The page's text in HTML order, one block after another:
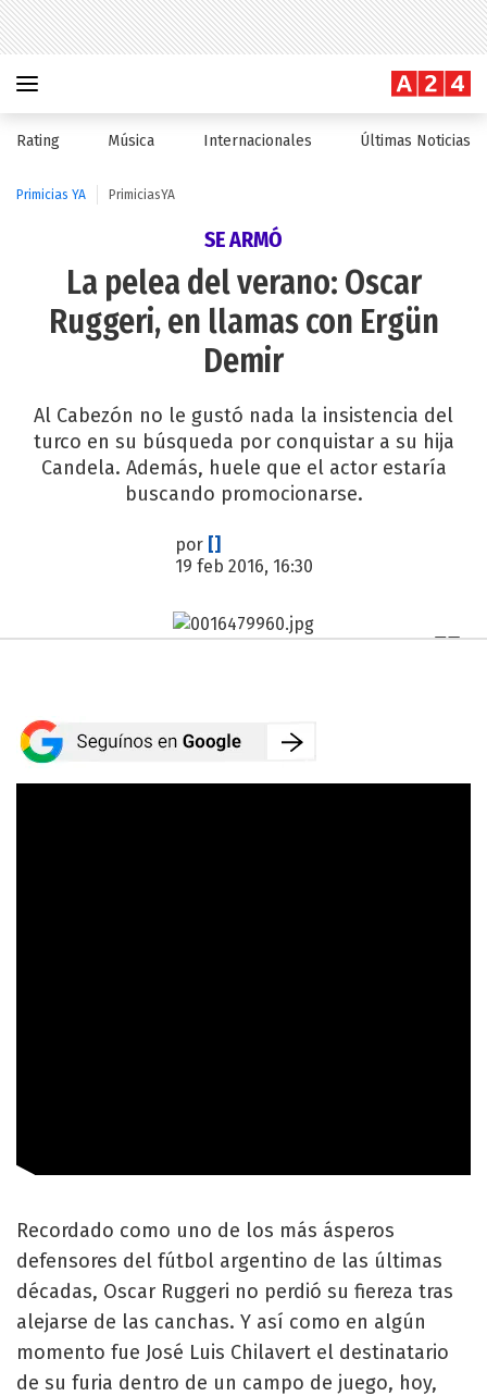
Rating Música Internacionales Últimas Noticias
Primicias YA PrimiciasYA
SE ARMÓ
La pelea del verano: Oscar
Ruggeri, en llamas con Ergün
Demir
Al Cabezón no le gustó nada la insistencia del
turco en su búsqueda por conquistar a su hija
Candela. Además, huele que el actor estaría
buscando promocionarse.
por []
19 feb 2016, 16:30
Recordado como uno de los más ásperos
defensores del fútbol argentino de las últimas
décadas, Oscar Ruggeri no perdió su fiereza tras
alejarse de las canchas. Y así como en algún
momento fue José Luis Chilavert el destinatario
de su furia dentro de un campo de juego, hoy,